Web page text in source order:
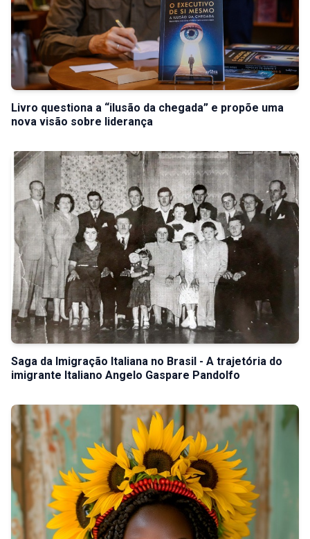
Livro questiona a “ilusão da chegada” e propõe uma
nova visão sobre liderança
Saga da Imigração Italiana no Brasil - A trajetória do
imigrante Italiano Angelo Gaspare Pandolfo